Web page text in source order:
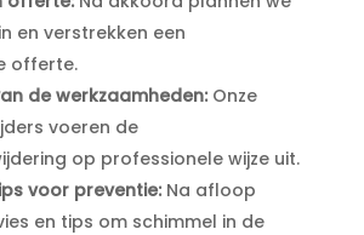
en verstrekken een
offerte.​
de werkzaamheden:Onze
voeren de
op professionele wijze uit.​
voor preventie:Na afloop
en tips om schimmel in de